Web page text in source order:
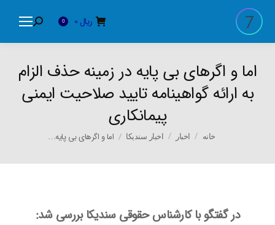
ریال 0
Search:
اما و اگرهای بی پایه در زمینه حذف الزام
به ارائه گواهینامه تایید صلاحیت ایمنی
پیمانکاری
You are here:
خانه اخبار اخبار سندیکا اما و اگرهای بی پایه…
در گفتگو با کارشناس حقوقی سندیکا بررسی شد: